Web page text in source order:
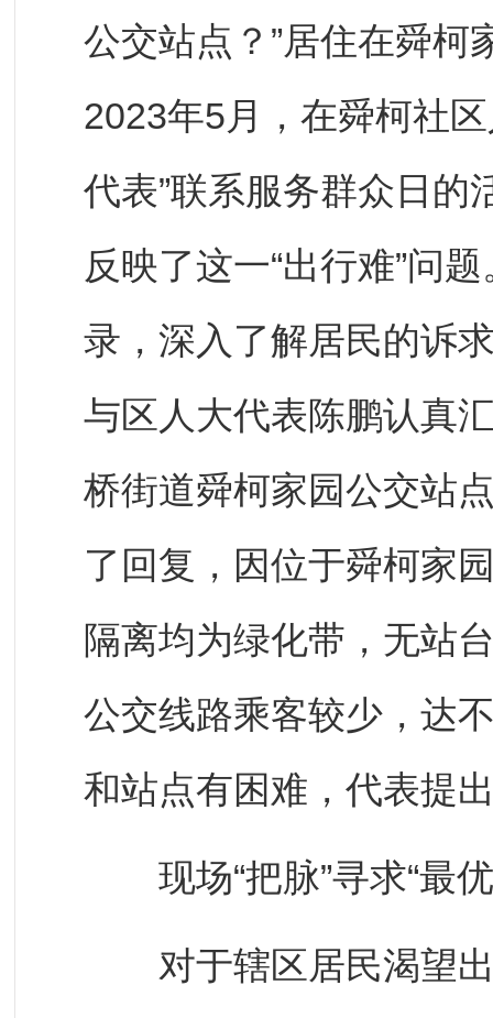
公交站点？”居住在舜
2023年5月，在舜柯社
代表”联系服务群众日的
反映了这一“出行难”问
录，深入了解居民的诉
与区人大代表陈鹏认真
桥街道舜柯家园公交站
了回复，因位于舜柯家
隔离均为绿化带，无站
公交线路乘客较少，达
和站点有困难，代表提
现场“把脉”寻求“最优
对于辖区居民渴望出